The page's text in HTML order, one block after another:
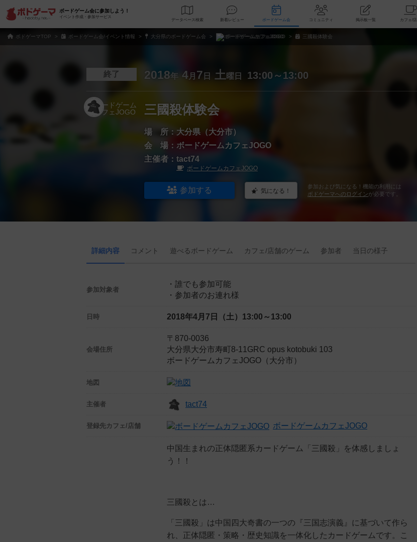
ボードゲーム会に参加しよう！
イベント作成・参加サービス
データベース 検索 新着レビュー ボードゲーム会 コミュニティ 掲示板一覧
ボドゲーマTOP ボードゲーム会/イベント情報 大分県のボードゲーム会 ボードゲームカフェJOGO 三國殺体験会
終了 2018年 4月 7 日 土 曜日 13:00～13:00
三國殺体験会
場 所： 大分県（大分市）
会 場： ボードゲームカフェJOGO
主催者： tact74
ボードゲームカフェJOGO
参加する 気になる！
参加および気になる！機能の利用には
ボドゲーマへのログインが必要です。
詳細内容 コメント 遊べるボードゲーム カフェ/店舗のゲーム 参加者 当日の様子
参加対象者
・誰でも参加可能
・参加者のお連れ様
日時 2018年4月7日（土） 13:00～13:00
会場住所
〒870-0036
大分県大分市寿町8-11GRC opus kotobuki 103
ボードゲームカフェJOGO（大分市）
地図
主催者 tact74
登録先カフェ/店舗 ボードゲームカフェJOGO
中国生まれの正体隠匿系カードゲーム「三國殺」を体感しましょ
う！！
三國殺とは…
「三國殺」は中国四大奇書の一つの『三国志演義』に基づいて作ら
れ、正体隠匿・策略・歴史知識を一体化したカードゲームです。こ